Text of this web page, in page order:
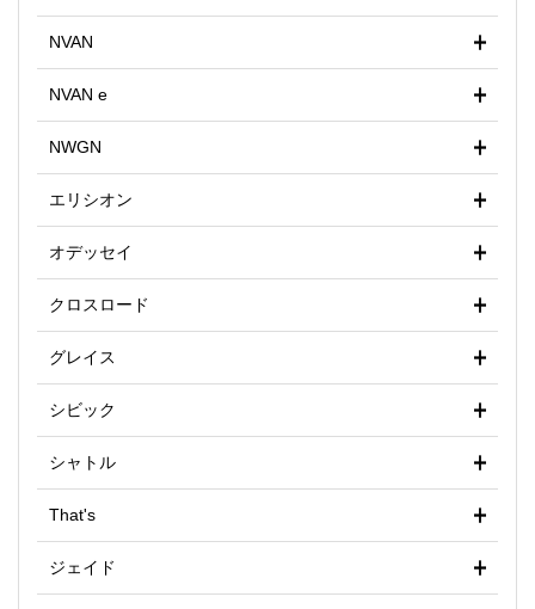
NVAN
NVAN e
NWGN
エリシオン
オデッセイ
クロスロード
グレイス
シビック
シャトル
That's
ジェイド